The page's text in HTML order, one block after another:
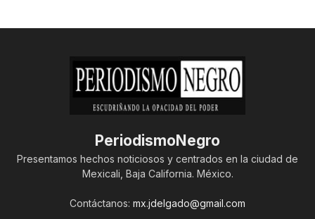
PeriodismoNegro
Presentamos hechos noticiosos y centrados en la ciudad de
Mexicali, Baja California. México.
Contáctanos: mx.jdelgado@gmail.com